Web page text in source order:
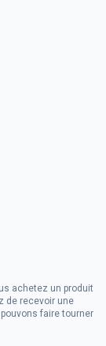
achetez un produit
de recevoir une
faire tourner